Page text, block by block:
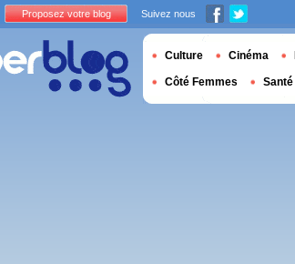
Proposez votre blog Suivez nous
Culture Cinéma
Côté Femmes Santé